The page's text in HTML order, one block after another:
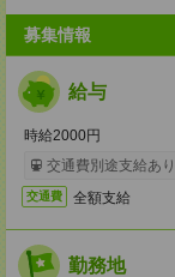
募集情報
給与
時給2000円
交通費別途支給あり
交通費 全額支給
勤務地